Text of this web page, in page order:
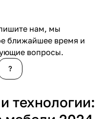
нам, мы
ближайшее время и
вопросы.
?
технологии: